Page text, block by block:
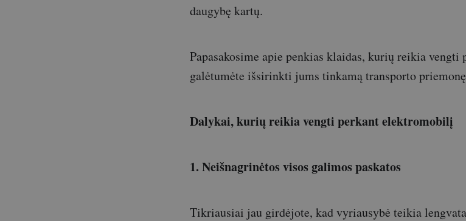
daugybę kartų.
Papasakosime apie penkias klaidas, kurių reikia
galėtumėte išsirinkti jums tinkamą transporto
Dalykai, kurių reikia vengti perkant elektromobilį
1. Neišnagrinėtos visos galimos paskatos
Tikriausiai jau girdėjote, kad vyriausybė teikia